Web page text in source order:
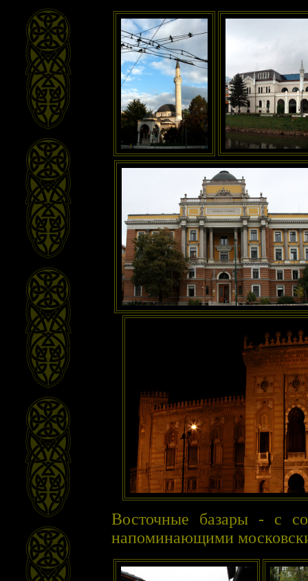
Восточные базары - с
напоминающими